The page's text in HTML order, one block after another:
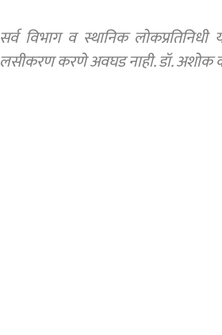
सर्व विभाग व स्थानिक
लसीकरण करणे अवघड नाही. डॉ. अशोक